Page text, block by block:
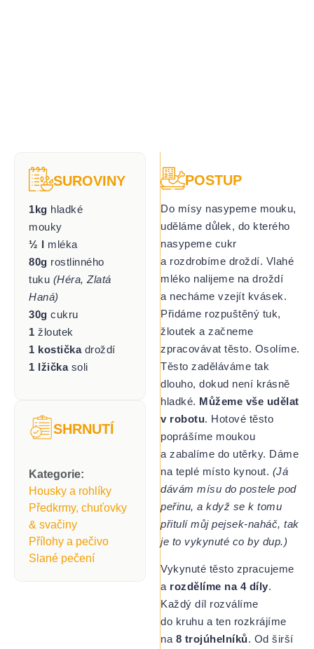
SUROVINY
1kg hladké
mouky
½ l mléka
80g rostlinného
tuku (Héra, Zlatá
Haná)
30g cukru
1 žloutek
1 kostičkadroždí
1 lžičkasoli
SHRNUTÍ
Kategorie:
Housky a rohlíky
Předkrmy, chuťovky
& svačiny
Přílohy a pečivo
Slané pečení
POSTUP
Do mísy nasypeme mouku,
uděláme důlek, do kterého
nasypeme cukr
a rozdrobíme droždí. Vlahé
mléko nalijeme na droždí
a necháme vzejít kvásek.
Přidáme rozpuštěný tuk,
žloutek a začneme
zpracovávat těsto. Osolíme.
Těsto zaděláváme tak
dlouho, dokud není krásně
hladké. Můžeme vše udělat
v robotu. Hotové těsto
poprášíme moukou
a zabalíme do utěrky. Dáme
na teplé místo kynout. (Já
dávám mísu do postele pod
peřinu, a když se k tomu
přitulí můj pejsek-naháč, tak
je to vykynuté co by dup.)
Vykynuté těsto zpracujeme
a rozdělíme na 4 díly.
Každý díl rozválíme
do kruhu a ten rozkrájíme
na 8 trojúhelníků. Od širší